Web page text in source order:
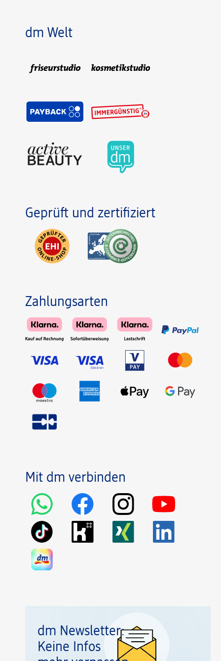
dm Welt
Geprüft und zertifiziert
Zahlungsarten
Mit dm verbinden
dm Newsletter:
Keine Infos